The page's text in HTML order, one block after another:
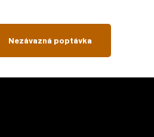
Nezávazná poptávka